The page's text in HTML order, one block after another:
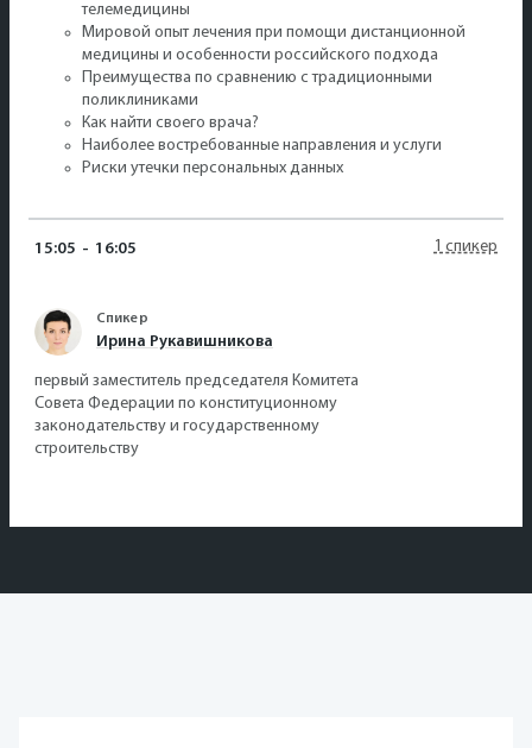
телемедицины
Мировой опыт лечения при помощи дистанционной
медицины и особенности российского подхода
Преимущества по сравнению с традиционными
поликлиниками
Как найти своего врача?
Наиболее востребованные направления и услуги
Риски утечки персональных данных
15:05 - 16:05 1 спикер
Спикер
Ирина Рукавишникова
первый заместитель председателя Комитета
Совета Федерации по конституционному
законодательству и государственному
строительству